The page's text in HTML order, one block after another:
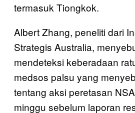
termasuk Tiongkok.
Albert Zhang, peneliti dari
Strategis Australia,
mendeteksi keberadaan
medsos palsu yang
tentang aksi peretasan
minggu sebelum laporan